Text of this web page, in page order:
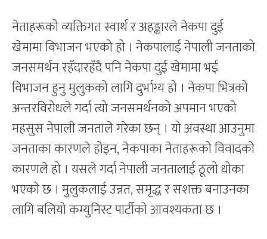
नेताहरूको व्यक्तिगत स्वार्थ र अहङ्कारले नेकपा दुई
खेमामा विभाजन भएको हो । नेकपालाई नेपाली जनताको
जनसमर्थन रहँदारहँदै पनि नेकपा दुई खेमामा भई
विभाजन हुनु मुलुकको लागि दुर्भाग्य हो । नेकपा भित्रको
अन्तरविरोधले गर्दा त्यो जनसमर्थनको अपमान भएको
महसुस नेपाली जनताले गरेका छन् । यो अवस्था आउनुमा
जनताका कारणले होइन, नेकपाका नेताहरूको विवादको
कारणले हो । यसले गर्दा नेपाली जनतालाई ठूलो धोका
भएको छ । मुलुकलाई उन्नत, समृद्ध र सशक्त बनाउनका
लागि बलियो कम्युनिस्ट पार्टीको आवश्यकता छ ।